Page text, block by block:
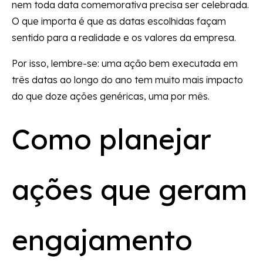
nem toda data comemorativa precisa ser celebrada.
O que importa é que as datas escolhidas façam
sentido para a realidade e os valores da empresa.
Por isso, lembre-se: uma ação bem executada em
três datas ao longo do ano tem muito mais impacto
do que doze ações genéricas, uma por mês.
Como planejar
ações que geram
engajamento